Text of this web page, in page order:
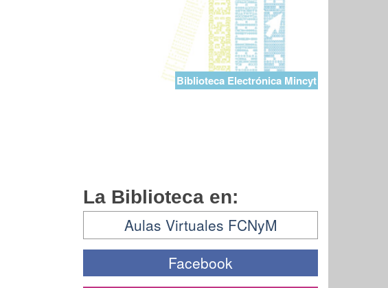
Biblioteca Electrónica Mincyt
La Biblioteca en:
Aulas Virtuales FCNyM
Facebook